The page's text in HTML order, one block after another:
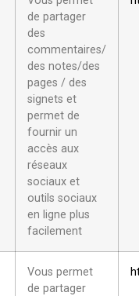
de partager
des
commentaires/
des notes/des
pages / des
signets et
permet de
fournir un
accès aux
réseaux
sociaux et
outils sociaux
en ligne plus
facilement
Vous permet
de partager